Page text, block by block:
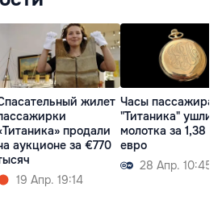
жилет
продали
аукционе за €770
19 Апр. 19:14
Часы пассажира
"Титаника" ушли с
молотка за 1,38
евро
28 Апр. 10:45